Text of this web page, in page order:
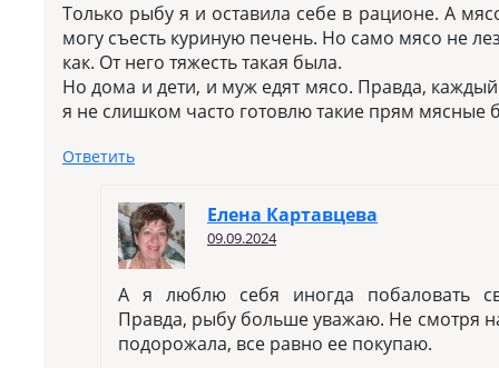
Только рыбу я и оставила себе в рационе. А
могу съесть куриную печень. Но само мясо не
как. От него тяжесть такая была.
Но дома и дети, и муж едят мясо. Правда,
я не слишком часто готовлю такие прям мясные
Ответить
Елена Картавцева
09.09.2024
А я люблю себя иногда побаловать
Правда, рыбу больше уважаю. Не смотря
подорожала, все равно ее покупаю.